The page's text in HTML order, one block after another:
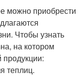
можно приобрести
Чтобы узнать
на котором
продукции:
теплиц.